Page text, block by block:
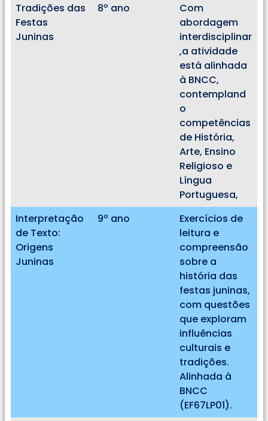
Tradições das
Festas
Juninas
8º ano
Com
abordagem
interdisciplinar
,a atividade
está alinhada
à BNCC,
contempland
o
competências
de História,
Arte, Ensino
Religioso e
Língua
Portuguesa,
Interpretação
de Texto:
Origens
Juninas
9º ano
Exercícios de
leitura e
compreensão
sobre a
história das
festas juninas,
com questões
que exploram
influências
culturais e
tradições.
Alinhada à
BNCC
(EF67LP01).